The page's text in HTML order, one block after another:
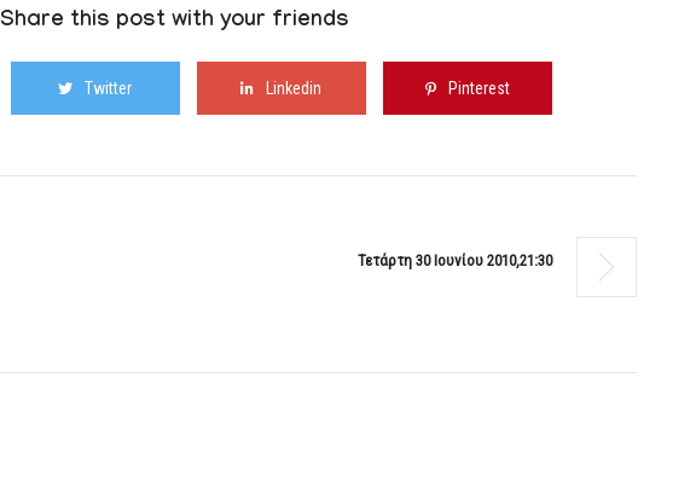
Share this post with your friends
Twitter Linkedin Pinterest
Τετάρτη 30 Ιουνίου 2010,21:30